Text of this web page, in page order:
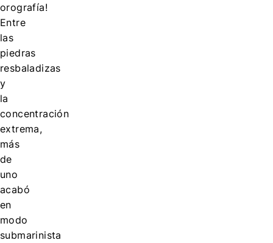
orografía!
Entre
las
piedras
resbaladizas
y
la
concentración
extrema,
más
de
uno
acabó
en
modo
submarinista